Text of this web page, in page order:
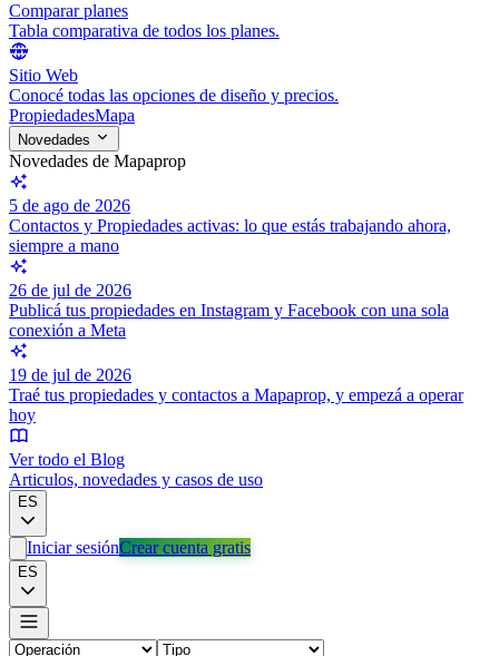
Comparar planes
Tabla comparativa de todos los planes.
Sitio Web
Conocé todas las opciones de diseño y precios.
PropiedadesMapa
Novedades
Novedades de Mapaprop
5 de ago de 2026
Contactos y Propiedades activas: lo que estás trabajando ahora,
siempre a mano
26 de jul de 2026
Publicá tus propiedades en Instagram y Facebook con una sola
conexión a Meta
19 de jul de 2026
Traé tus propiedades y contactos a Mapaprop, y empezá a operar
hoy
Ver todo el Blog
Articulos, novedades y casos de uso
ES
Iniciar sesiónCrear cuenta gratis
ES